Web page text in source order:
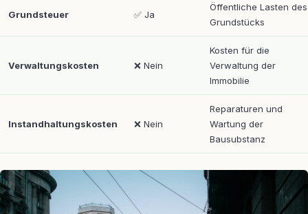
Grundsteuer ✅ Ja
Öffentliche Lasten des
Grundstücks
Verwaltungskosten ❌ Nein
Kosten für die
Verwaltung der
Immobilie
Instandhaltungskosten ❌ Nein
Reparaturen und
Wartung der
Bausubstanz